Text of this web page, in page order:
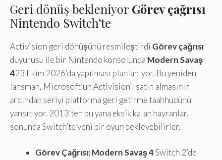
Geri dönüş bekleniyor Görev çağrısı
Nintendo Switch’te
Activision geri dönüşünü resmileştirdi Görev çağrısı
duyurusu ile bir Nintendo konsolunda Modern Savaş
423 Ekim 2026’da yapılması planlanıyor. Bu yeniden
lansman, Microsoft’un Activision’ı satın almasının
ardından seriyi platforma geri getirme taahhüdünü
yansıtıyor. 2013’ten bu yana eksik kalan hayranlar,
sonunda Switch’te yeni bir oyun bekleyebilirler.
Görev Çağrısı: Modern Savaş 4Switch 2’de